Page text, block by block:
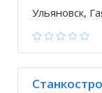
Ульяновск,